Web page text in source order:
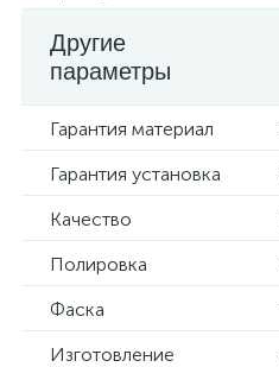
Другие
параметры
Гарантия материал
Гарантия установка
Качество
Полировка
Фаска
Изготовление